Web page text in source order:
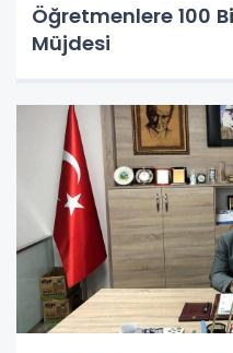
Öğretmenlere 100
Müjdesi